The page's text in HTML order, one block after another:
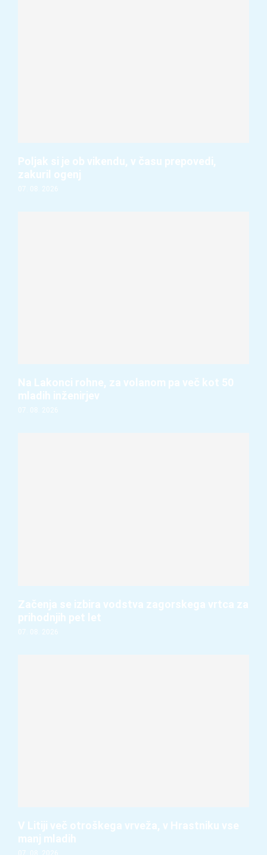
Poljak si je ob vikendu, v času prepovedi,
zakuril ogenj
07. 08. 2026
Na Lakonci rohne, za volanom pa več kot 50
mladih inženirjev
07. 08. 2026
Začenja se izbira vodstva zagorskega vrtca za
prihodnjih pet let
07. 08. 2026
V Litiji več otroškega vrveža, v Hrastniku vse
manj mladih
07. 08. 2026